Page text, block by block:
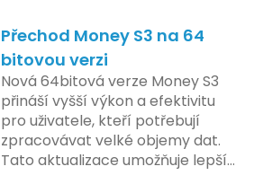
a ochranu spotřebitelů,
orgány různých zemí jsou
a sledují vývoj celého
velmi bedlivě. Vedení
zatím neposkytlo
informace o
záměrech či časové
zavedení této technologie.
prostředí. Uživatelé
možnost předem se seznámit s
a tím lépe připravit
systémy na oficiální zavedení
systému.
Přechod Money S3 na 64
bitovou verzi
Nová 64bitová verze Money S3
přináší vyšší výkon a efektivitu
pro uživatele, kteří potřebují
zpracovávat velké objemy dat.
Tato aktualizace umožňuje lepší